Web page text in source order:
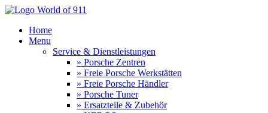
Home
Menu
Service & Dienstleistungen
» Porsche Zentren
» Freie Porsche Werkstätten
» Freie Porsche Händler
» Porsche Tuner
» Ersatzteile & Zubehör